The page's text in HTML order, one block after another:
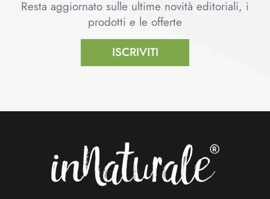
Resta aggiornato sulle ultime novità editoriali, i
prodotti e le offerte
ISCRIVITI